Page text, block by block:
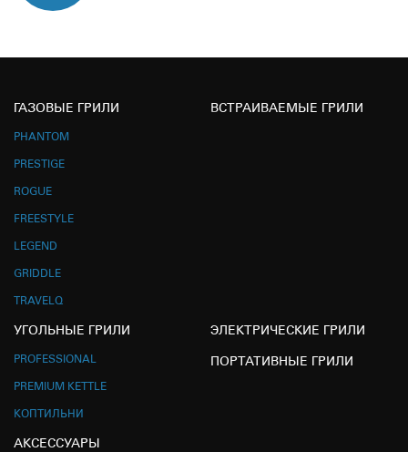
ГАЗОВЫЕ ГРИЛИ
PHANTOM
PRESTIGE
ROGUE
FREESTYLE
LEGEND
GRIDDLE
TRAVELQ
ВСТРАИВАЕМЫЕ ГРИЛИ
УГОЛЬНЫЕ ГРИЛИ
PROFESSIONAL
PREMIUM KETTLE
КОПТИЛЬНИ
ЭЛЕКТРИЧЕСКИЕ ГРИЛИ
ПОРТАТИВНЫЕ ГРИЛИ
АКСЕССУАРЫ